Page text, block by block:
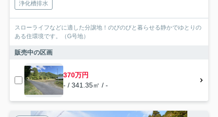
浄化槽排水
スローライフなどに適した分譲地！のびのびと暮らせる静かでゆとりの
ある住環境です。（G号地）
販売中の区画
370万円
- / 341.35㎡ / -